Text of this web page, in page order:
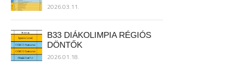
2026.03.11.
B33 DIÁKOLIMPIA RÉGIÓS
DÖNTŐK
2026.01.18.